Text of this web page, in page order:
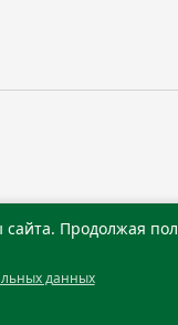
учреждение
Продолжая
данных